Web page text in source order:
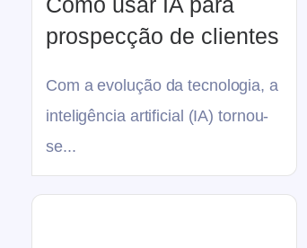
prospecção de clientes
Com a evolução da tecnologia, a
inteligência artificial (IA) tornou-
se...